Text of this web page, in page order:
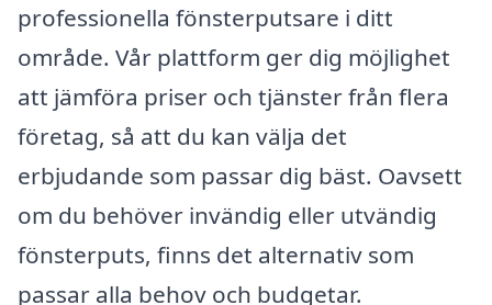
professionella fönsterputsare i ditt
område. Vår plattform ger dig möjlighet
att jämföra priser och tjänster från flera
företag, så att du kan välja det
erbjudande som passar dig bäst. Oavsett
om du behöver invändig eller utvändig
fönsterputs, finns det alternativ som
passar alla behov och budgetar.